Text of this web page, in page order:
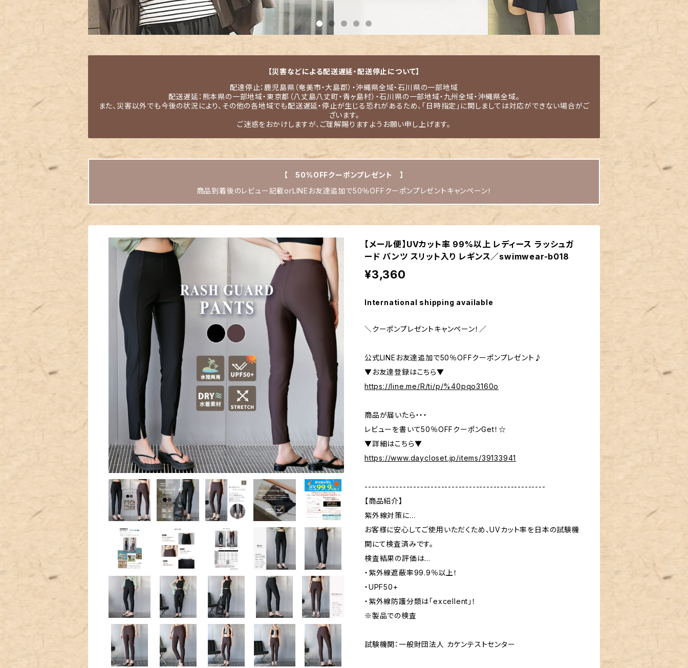
【災害などによる配送遅延・配送停止について】
配達停止：鹿児島県（奄美市・大島郡）・沖縄県全域・石川県の一部地域
配送遅延：熊本県の一部地域・東京都（八丈島八丈町・青ヶ島村）・石川県の一部地域・九州全域・沖縄県全域。
また、災害以外でも今後の状況により、その他の各地域でも配送遅延・停止が生じる恐れがあるため、「日時指定」に関しましては対応ができない場合がご
ざいます。
ご迷惑をおかけしますが、ご理解賜りますようお願い申し上げます。
【 50%OFFクーポンプレゼント 】
商品到着後のレビュー記載orLINEお友達追加で50％OFFクーポンプレゼントキャンペーン！
【メール便】UVカット率 99%以上 レディース ラッシュガ
ード パンツ スリット入り レギンス／swimwear-b018
¥3,360
International shipping available
＼クーポンプレゼントキャンペーン！／
公式LINEお友達追加で50％OFFクーポンプレゼント♪
▼お友達登録はこちら▼
https://line.me/R/ti/p/%40pqo3160o
商品が届いたら・・・
レビューを書いて50％OFFクーポンGet！☆
▼詳細はこちら▼
https://www.daycloset.jp/items/39133941
----------------------------------------------------
【商品紹介】
紫外線対策に…
お客様に安心してご使用いただくため、UVカット率を日本の試験機
関にて検査済みです。
検査結果の評価は…
・紫外線遮蔽率99.9％以上！
・UPF50+
・紫外線防護分類は「excellent」！
※製品での検査
試験機関：一般財団法人 カケンテストセンター